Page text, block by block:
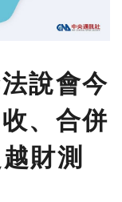
說會今
、合併
財測